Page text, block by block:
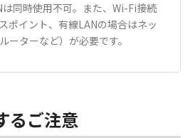
同時使用不可。また、Wi-Fi接続
ポイント、有線LANの場合はネッ
ーターなど）が必要です。
るご注意